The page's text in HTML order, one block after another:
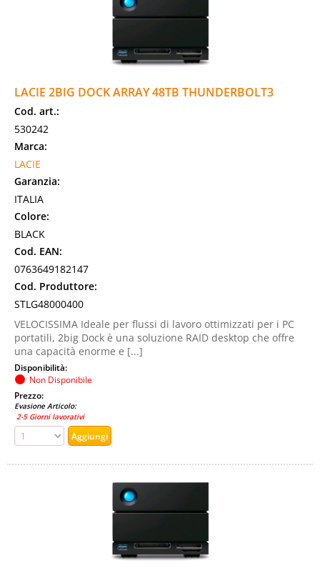
LACIE 2BIG DOCK ARRAY 48TB THUNDERBOLT3
Cod. art.:
530242
Marca:
LACIE
Garanzia:
ITALIA
Colore:
BLACK
Cod. EAN:
0763649182147
Cod. Produttore:
STLG48000400
VELOCISSIMA Ideale per flussi di lavoro ottimizzati per i PC
portatili, 2big Dock è una soluzione RAID desktop che offre
una capacità enorme e [...]
Disponibilità:
Non Disponibile
Prezzo:
Evasione Articolo:
2-5 Giorni lavorativi